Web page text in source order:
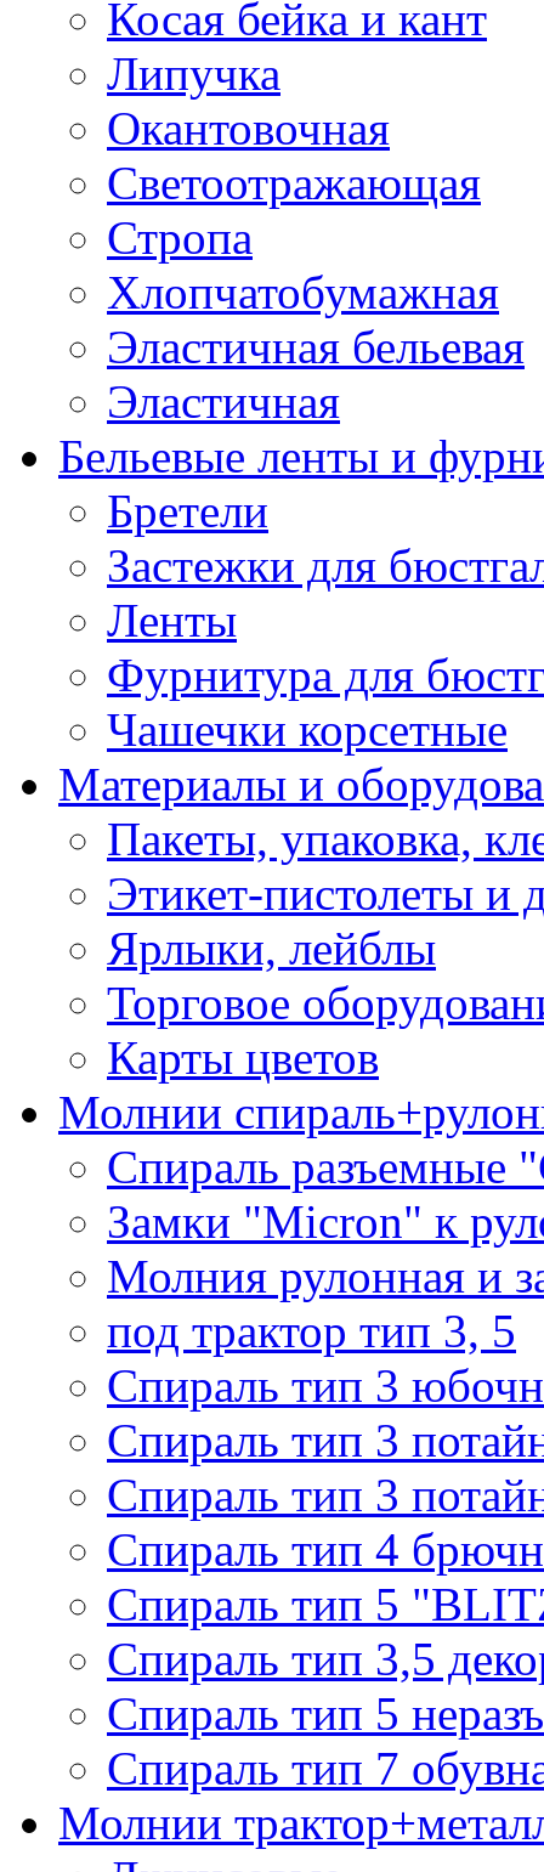
Косая бейка и кант
Липучка
Окантовочная
Светоотражающая
Стропа
Хлопчатобумажная
Эластичная бельевая
Эластичная
Бельевые ленты и
Бретели
Застежки для
Ленты
Фурнитура для
Чашечки корсетные
Материалы и
Пакеты, упаковка,
Этикет-пистолеты и
Ярлыки, лейблы
Торговое
Карты цветов
Молнии
Спираль разъемные
Замки "Micron" к
Молния рулонная и
под трактор тип 3, 5
Спираль тип 3
Спираль тип 3
Спираль тип 3
Спираль тип 4
Спираль тип 5
Спираль тип 3,5
Спираль тип 5
Спираль тип 7
Молнии